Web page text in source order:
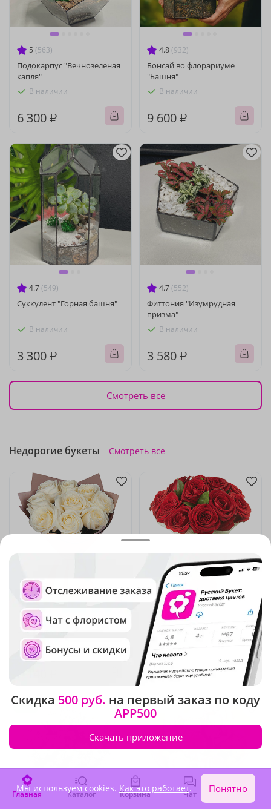
5 (563)
Подокарпус "Вечнозеленая
капля"
В наличии
6 300 ₽
4.8 (932)
Бонсай во флорариуме
"Башня"
В наличии
9 600 ₽
4.7 (549)
Суккулент "Горная башня"
В наличии
3 300 ₽
4.7 (552)
Фиттония "Изумрудная
призма"
В наличии
3 580 ₽
Смотреть все
Недорогие букеты Смотреть все
5(960)
Букет "Фаворит"
В наличии
4.9 (1164)
Букет из красных роз
В наличии
2 660 ₽
Акция Хит продаж
Главная Каталог Корзина Чат Войти
Скидка 500 руб. на первый заказ по коду
APP500
Скачать приложение
Мы используем cookies. Как это работает. Понятно